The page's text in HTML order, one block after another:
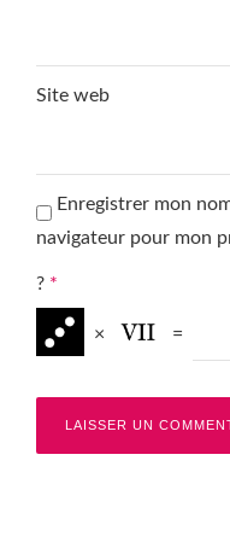
Site web
Enregistrer mon
navigateur pour mon
? *
× =